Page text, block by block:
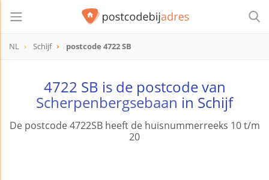
NL Schijf postcode 4722 SB
4722 SB is de postcode van
Scherpenbergsebaan in Schijf
De postcode 4722SB heeft de huisnummerreeks 10 t/m
20